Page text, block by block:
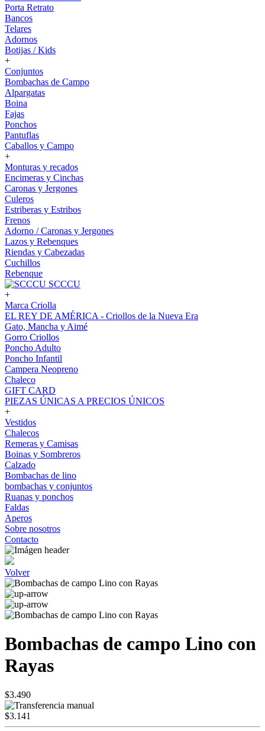
Porta Retrato
Bancos
Telares
Adornos
Botijas / Kids
+
Conjuntos
Bombachas de Campo
Alpargatas
Boina
Fajas
Ponchos
Pantuflas
Caballos y Campo
+
Monturas y recados
Encimeras y Cinchas
Caronas y Jergones
Culeros
Estriberas y Estribos
Frenos
Adorno / Caronas y Jergones
Lazos y Rebenques
Riendas y Cabezadas
Cuchillos
Rebenque
SCCCU
+
Marca Criolla
EL REY DE AMÉRICA - Criollos de la Nueva Era
Gato, Mancha y Aimé
Gorro Criollos
Poncho Adulto
Poncho Infantil
Campera Neopreno
Chaleco
GIFT CARD
PIEZAS ÚNICAS A PRECIOS ÚNICOS
+
Vestidos
Chalecos
Remeras y Camisas
Boinas y Sombreros
Calzado
Bombachas de lino
bombachas y conjuntos
Ruanas y ponchos
Faldas
Aperos
Sobre nosotros
Contacto
Volver
Bombachas de campo Lino con
Rayas
$3.490
$3.141